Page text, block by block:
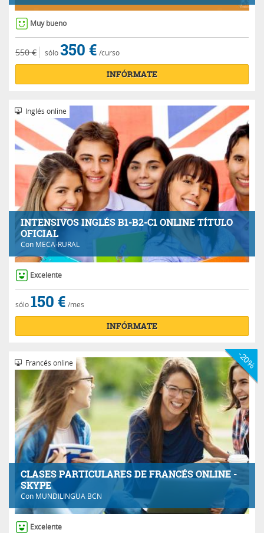
Muy bueno
550 € sólo350 € /curso
INFÓRMATE
INTENSIVOS INGLÉS B1-B2-C1 ONLINE TÍTULO
OFICIAL
Con MECA-RURAL
Inglés online
Excelente
sólo150 € /mes
INFÓRMATE
CLASES PARTICULARES DE FRANCÉS ONLINE -
SKYPE
Con MUNDILINGUA BCN
Francés online -20%
Excelente